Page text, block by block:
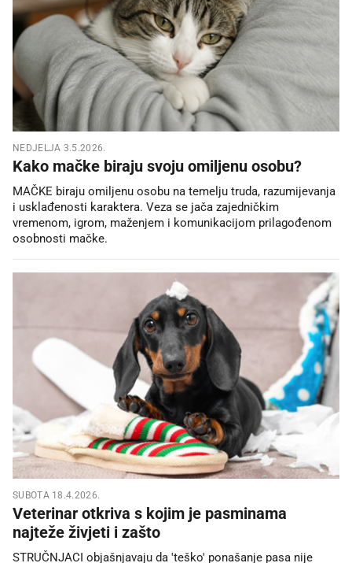
NEDJELJA 3.5.2026.
Kako mačke biraju svoju omiljenu osobu?
MAČKE biraju omiljenu osobu na temelju truda, razumijevanja
i usklađenosti karaktera. Veza se jača zajedničkim
vremenom, igrom, maženjem i komunikacijom prilagođenom
osobnosti mačke.
SUBOTA 18.4.2026.
Veterinar otkriva s kojim je pasminama
najteže živjeti i zašto
STRUČNJACI objašnjavaju da 'teško' ponašanje pasa nije